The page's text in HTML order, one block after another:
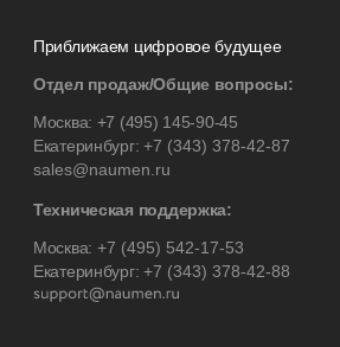
Приближаем цифровое будущее
Отдел продаж/Общие вопросы:
Москва: +7 (495) 145-90-45
Екатеринбург:+7 (343) 378-42-87
sales@naumen.ru
Техническая поддержка:
Москва: +7 (495) 542-17-53
Екатеринбург:+7 (343) 378-42-88